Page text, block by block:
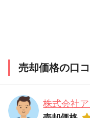
売却価格の口コ
株式会社